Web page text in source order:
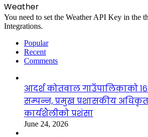
Weather
You need to set the Weather API Key in the
Integrations.
Popular
Recent
Comments
आदर्श कोतवाल गाउँपालिकाको
सम्पन्न, प्रमुख प्रशासकीय
कार्यशैलीको प्रशंसा
June 24, 2026